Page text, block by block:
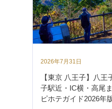
2026年7月31日
【東京 八王子】八
子駅近・IC横・高尾
ピホテガイド2026年版